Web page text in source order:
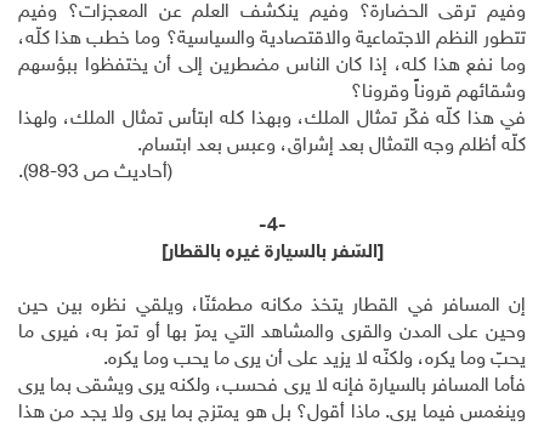
وفيم ترقى الحضارة؟ وفيم ينكشف العلم عن المعجزات؟ وفيم
تتطور النظم الاجتماعية والاقتصادية والسياسية؟ وما خطب هذا كلّه،
وما نفع هذا كله، إذا كان الناس مضطرين إلى أن يختفظوا ببؤسهم
وشقائهم قروناً وقرونا؟
في هذا كلّه فكّر تمثال الملك، وبهذا كله ابتأس تمثال الملك، ولهذا
كلّه أظلم وجه التمثال بعد إشراق، وعبس بعد ابتسام.
(أحاديث ص 93-98).
-4-
[السّفر بالسيارة غيره بالقطار]
إن المسافر في القطار يتخذ مكانه مطمئنّا، ويلقي نظره بين حين
وحين على المدن والقرى والمشاهد التي يمرّ بها أو تمرّ به، فيرى ما
يحبّ وما يكره، ولكنّه لا يزيد على أن يرى ما يحب وما يكره.
فأما المسافر بالسيارة فإنه لا يرى فحسب، ولكنه يرى ويشقى بما يرى
وينغمس فيما يرى. ماذا أقول؟ بل هو يمتزج بما يرى ولا يجد من هذا